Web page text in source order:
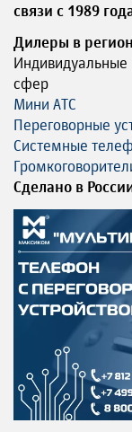
связи с 1989
Дилеры в
Индивидуальные
сфер
Мини АТС
Переговорные
Системные
Сделано в